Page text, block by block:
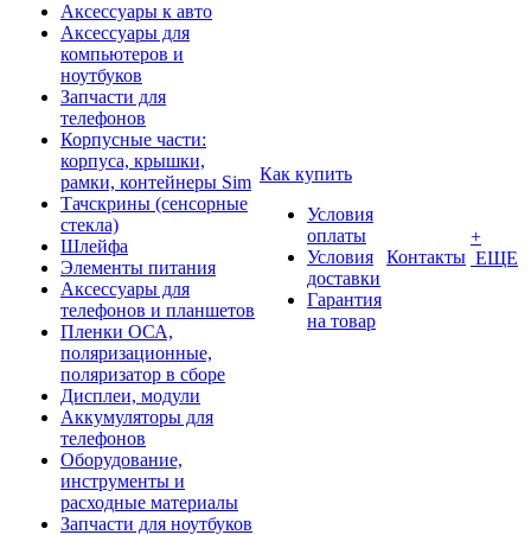
Аксессуары к авто
Аксессуары для
компьютеров и
ноутбуков
Запчасти для
телефонов
Корпусные части:
корпуса, крышки,
рамки, контейнеры Sim
Тачскрины (сенсорные
стекла)
Шлейфа
Элементы питания
Аксессуары для
телефонов и планшетов
Пленки ОСА,
поляризационные,
поляризатор в сборе
Дисплеи, модули
Аккумуляторы для
телефонов
Оборудование,
инструменты и
расходные материалы
Запчасти для ноутбуков
Как купить
Условия
оплаты
Условия
доставки
Гарантия
на товар
Контакты
+
ЕЩЕ